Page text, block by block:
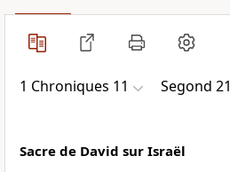
1 Chroniques 11 Segond 21
Sacre de David sur Israël